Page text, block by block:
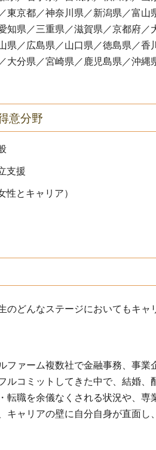
東京都／神奈川県／新潟県／富
知県／三重県／滋賀県／京都府
県／広島県／山口県／徳島県／
大分県／宮崎県／鹿児島県／沖縄
意分野
支援
性とキャリア）
のどんなステージにおいてもキャ
ファーム複数社で金融事務、事
ルコミットしてきた中で、結婚、
転職を余儀なくされる状況や、専
キャリアの壁に自分自身が直面し